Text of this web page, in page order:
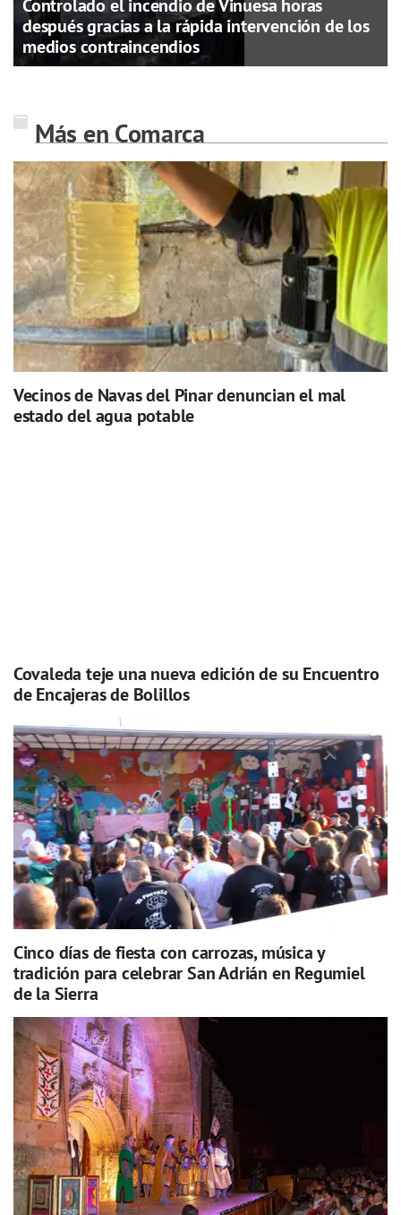
Controlado el incendio de Vinuesa horas
después gracias a la rápida intervención de los
medios contraincendios
Más en Comarca
Vecinos de Navas del Pinar denuncian el mal
estado del agua potable
Covaleda teje una nueva edición de su Encuentro
de Encajeras de Bolillos
Cinco días de fiesta con carrozas, música y
tradición para celebrar San Adrián en Regumiel
de la Sierra